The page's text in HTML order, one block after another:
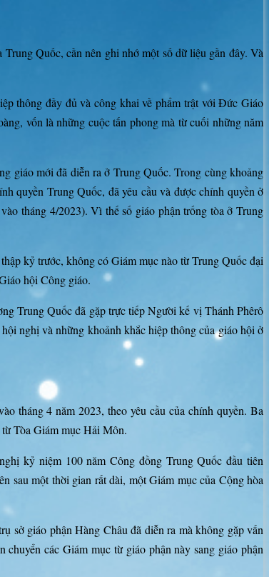
Trung Quốc, cần nên ghi nhớ một số dữ liệu gần đây. Và
thông đầy đủ và công khai về phẩm trật với Đức Giáo
vốn là những cuộc tấn phong mà từ cuối những năm
giáo mới đã diễn ra ở Trung Quốc. Trong cùng khoảng
quyền Trung Quốc, đã yêu cầu và được chính quyền ở
tháng 4/2023). Vì thế số giáo phận trống tòa ở Trung
kỷ trước, không có Giám mục nào từ Trung Quốc đại
hội Công giáo.
Trung Quốc đã gặp trực tiếp Người kế vị Thánh Phêrô
nghị và những khoảnh khắc hiệp thông của giáo hội ở
tháng 4 năm 2023, theo yêu cầu của chính quyền. Ba
Tòa Giám mục Hải Môn.
kỷ niệm 100 năm Công đồng Trung Quốc đầu tiên
sau một thời gian rất dài, một Giám mục của Cộng hòa
sở giáo phận Hàng Châu đã diễn ra mà không gặp vấn
các Giám mục từ giáo phận này sang giáo phận